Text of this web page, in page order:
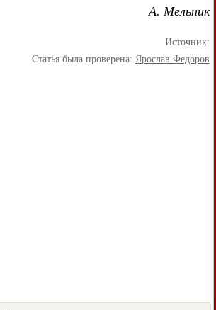
А. Мельник
Источник:
Статья была проверена: Ярослав Федоров